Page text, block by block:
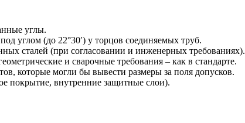
углы.
углом (до 22°30′) у торцов соединяемых труб.
сталей (при согласовании и инженерных требованиях).
и сварочные требования – как в стандарте.
которые могли бы вывести размеры за поля допусков.
покрытие, внутренние защитные слои).